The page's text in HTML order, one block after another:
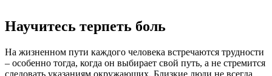
Научитесь терпеть боль
На жизненном пути каждого человека встречаются трудности
– особенно тогда, когда он выбирает свой путь, а не стремится
следовать указаниям окружающих. Близкие люди не всегда